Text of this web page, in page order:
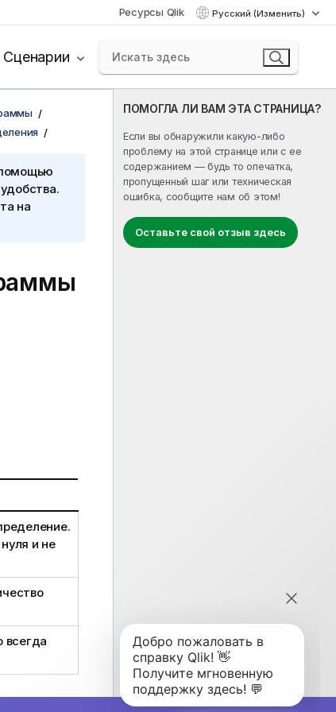
Ресурсы Qlik Русский (Изменить)
Сценарии
ПОМОГЛА ЛИ ВАМ ЭТА СТРАНИЦА?
Если вы обнаружили какую-либо
проблему на этой странице или с ее
содержанием — будь то опечатка,
пропущенный шаг или техническая
ошибка, сообщите нам об этом!
Оставьте свой отзыв здесь
на
и не
всегда